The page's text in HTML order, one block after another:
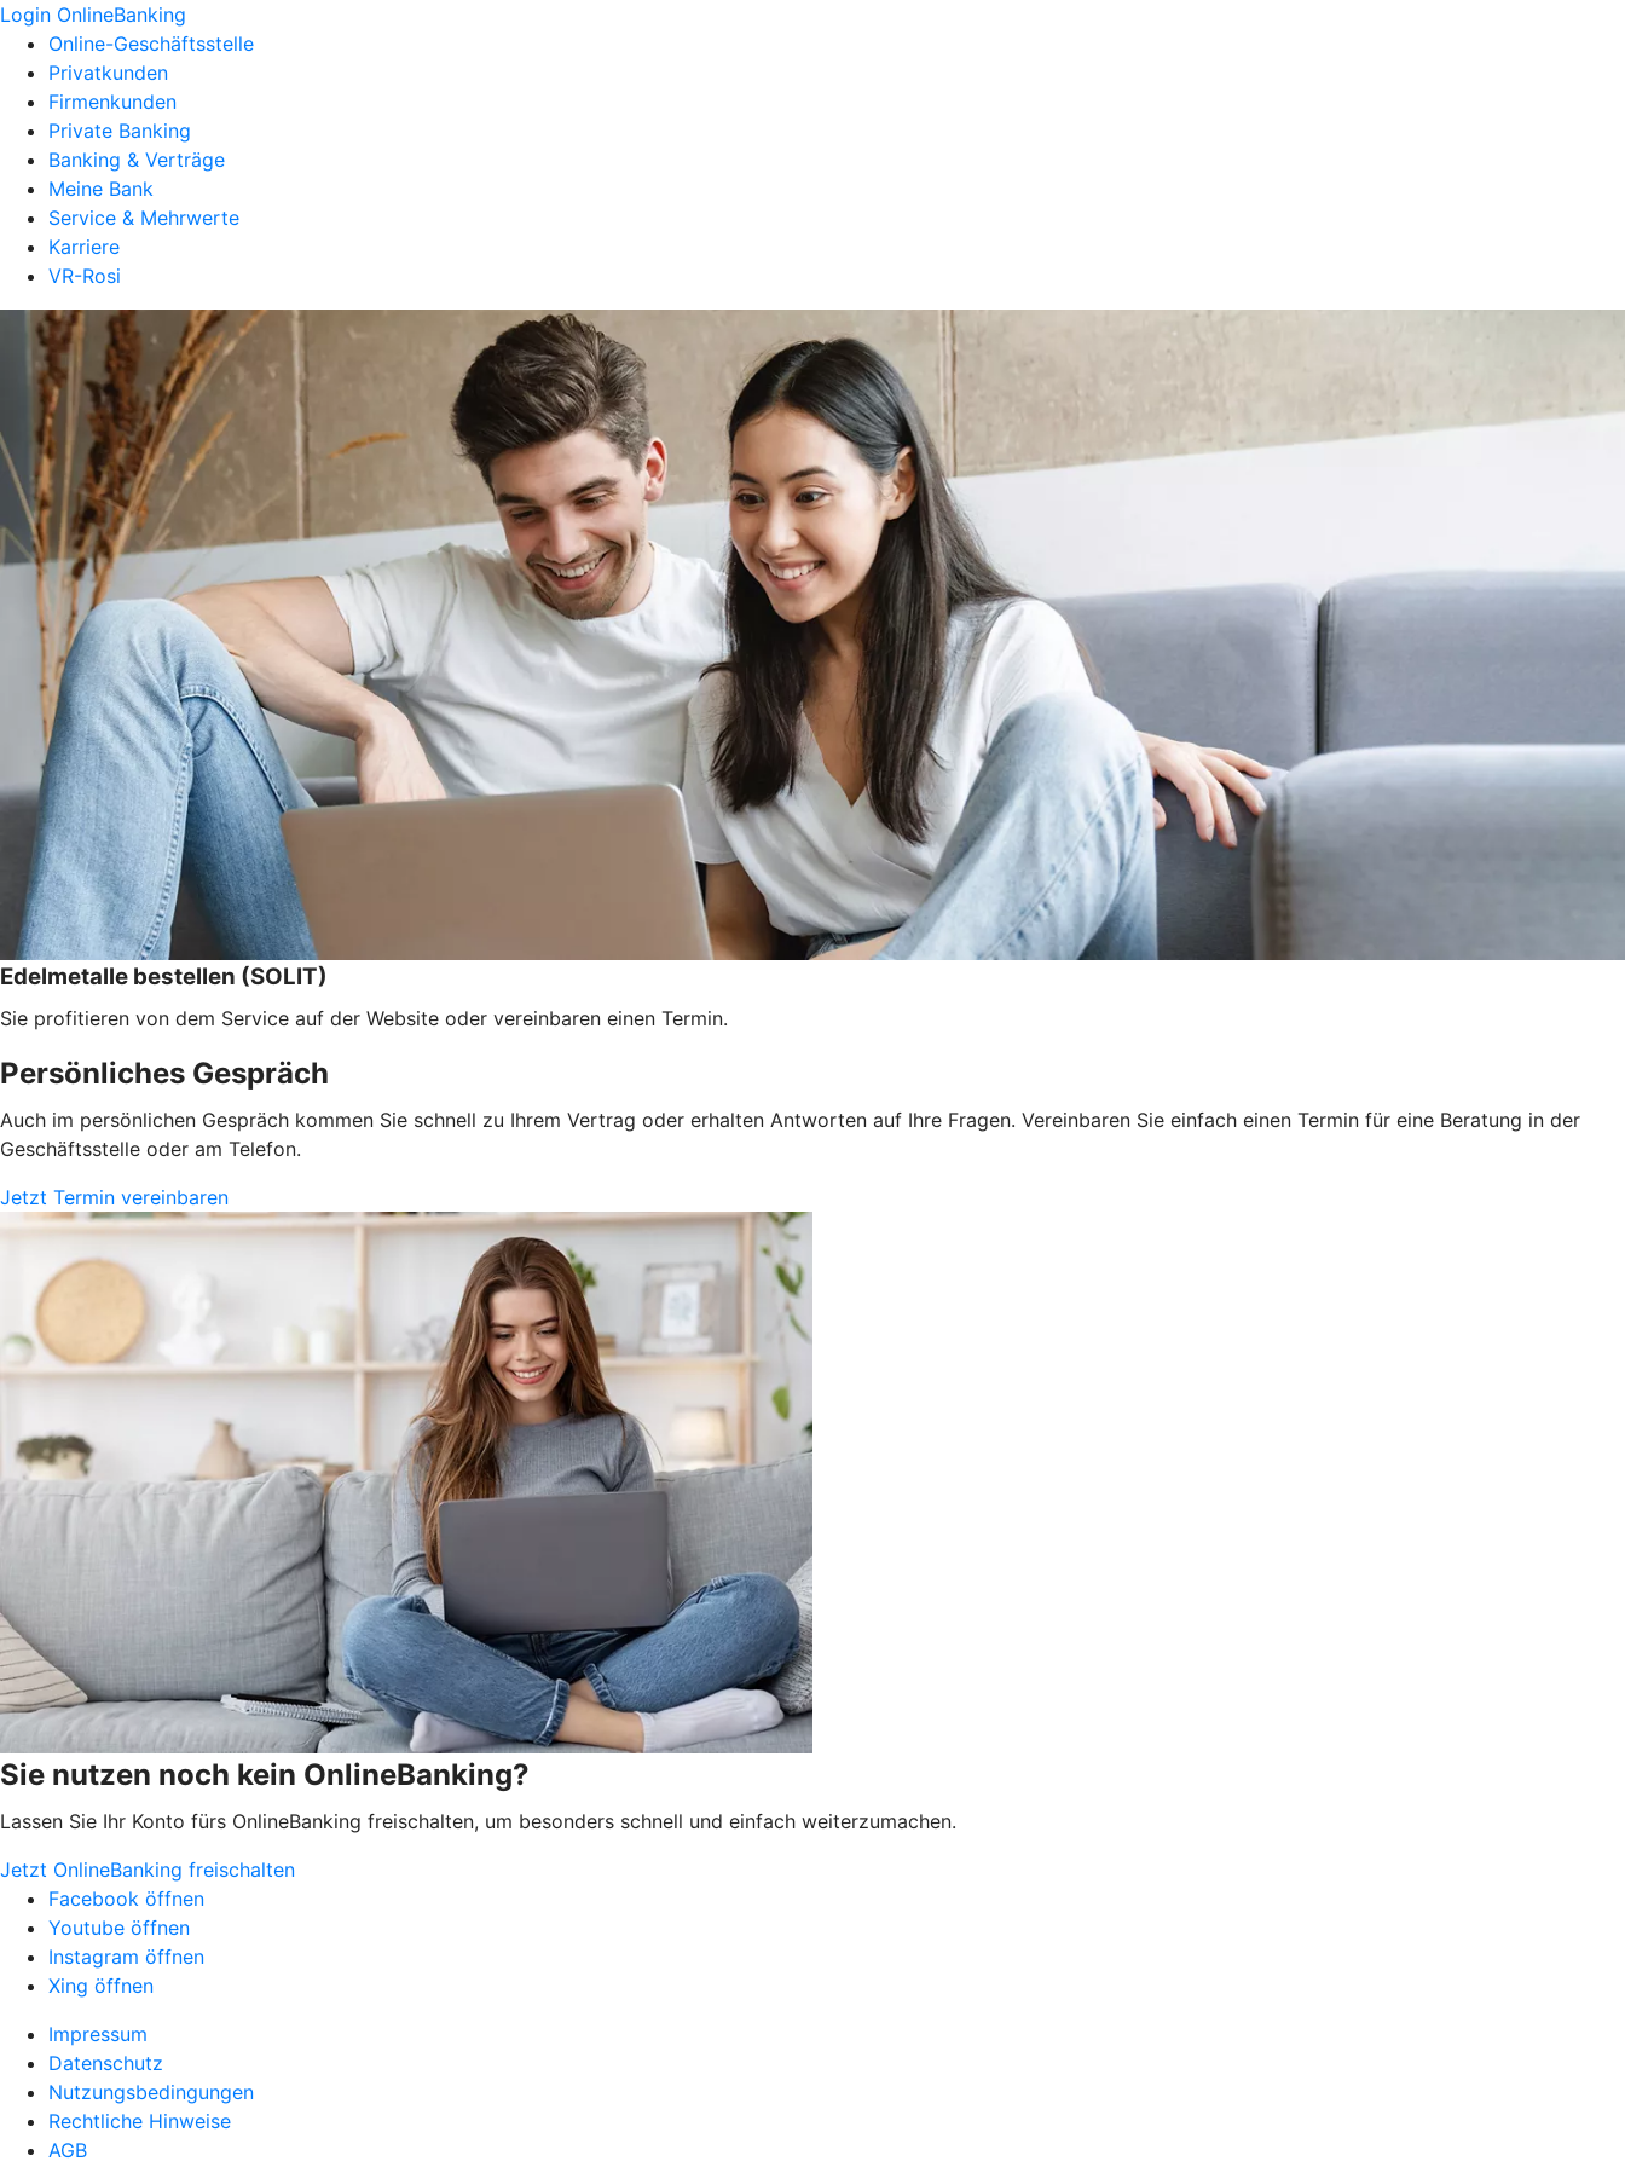
Login OnlineBanking
Online-Geschäftsstelle
Privatkunden
Firmenkunden
Private Banking
Banking & Verträge
Meine Bank
Service & Mehrwerte
Karriere
VR-Rosi
Edelmetalle bestellen (SOLIT)
Sie profitieren von dem Service auf der Website oder vereinbaren einen Termin.
Persönliches Gespräch
Auch im persönlichen Gespräch kommen Sie schnell zu Ihrem Vertrag oder erhalten Antworten auf Ihre Fragen. Vereinbaren Sie einfach einen Termin für eine Beratung in der
Geschäftsstelle oder am Telefon.
Jetzt Termin vereinbaren
Sie nutzen noch kein OnlineBanking?
Lassen Sie Ihr Konto fürs OnlineBanking freischalten, um besonders schnell und einfach weiterzumachen.
Jetzt OnlineBanking freischalten
Facebook öffnen
Youtube öffnen
Instagram öffnen
Xing öffnen
Impressum
Datenschutz
Nutzungsbedingungen
Rechtliche Hinweise
AGB